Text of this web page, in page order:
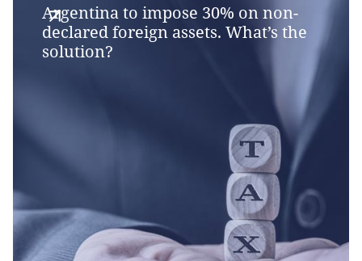
Argentina to impose 30% on non-
declared foreign assets. What’s the
solution?